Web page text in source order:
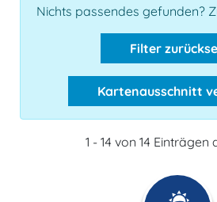
Nichts passendes gefunden?
Filter
Kartenausschnitt
1 - 14 von 14 Einträgen